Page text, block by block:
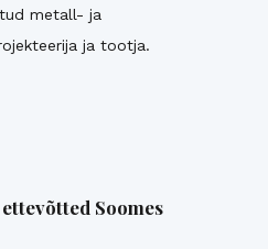
metall- ja
ja tootja.
Soomes